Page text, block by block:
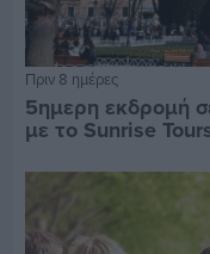
Πριν 8 ημέρες
5ημερη εκδρομή
με το Sunrise